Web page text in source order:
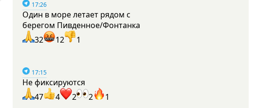
17:26
Один в море летает рядом с
берегом Пивденное/Фонтанка
32
12 1
17:15
Не фиксируются
47
4 2 2 1